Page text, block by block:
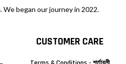
We began our journey in 2022.
CUSTOMER CARE